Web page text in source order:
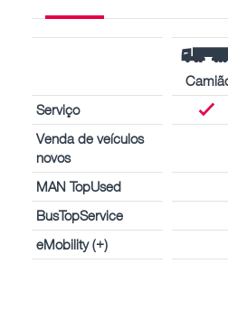
Serviço
Venda de veículos
novos
MAN TopUsed
BusTopService
eMobility (+)